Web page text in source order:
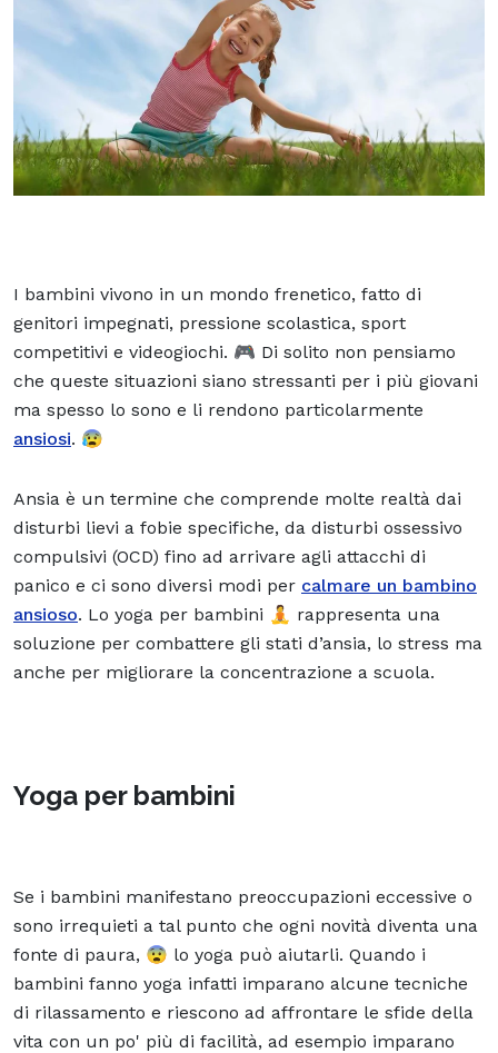
I bambini vivono in un mondo frenetico, fatto di
genitori impegnati, pressione scolastica, sport
competitivi e videogiochi. 🎮 Di solito non pensiamo
che queste situazioni siano stressanti per i più giovani
ma spesso lo sono e li rendono particolarmente
ansiosi. 😰
Ansia è un termine che comprende molte realtà dai
disturbi lievi a fobie specifiche, da disturbi ossessivo
compulsivi (OCD) fino ad arrivare agli attacchi di
panico e ci sono diversi modi per calmare un bambino
ansioso. Lo yoga per bambini 🧘 rappresenta una
soluzione per combattere gli stati d’ansia, lo stress ma
anche per migliorare la concentrazione a scuola.
Yoga per bambini
Se i bambini manifestano preoccupazioni eccessive o
sono irrequieti a tal punto che ogni novità diventa una
fonte di paura, 😨 lo yoga può aiutarli. Quando i
bambini fanno yoga infatti imparano alcune tecniche
di rilassamento e riescono ad affrontare le sfide della
vita con un po' più di facilità, ad esempio imparano